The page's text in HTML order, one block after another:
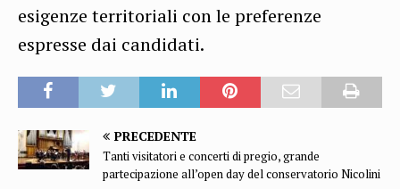
esigenze territoriali con le preferenze
espresse dai candidati.
PRECEDENTE
Tanti visitatori e concerti di pregio, grande
partecipazione all’open day del conservatorio Nicolini